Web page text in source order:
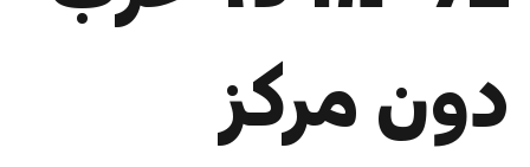
دون مركز